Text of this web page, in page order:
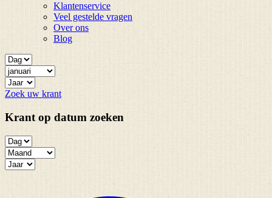
Klantenservice
Veel gestelde vragen
Over ons
Blog
Zoek uw krant
Krant op datum zoeken